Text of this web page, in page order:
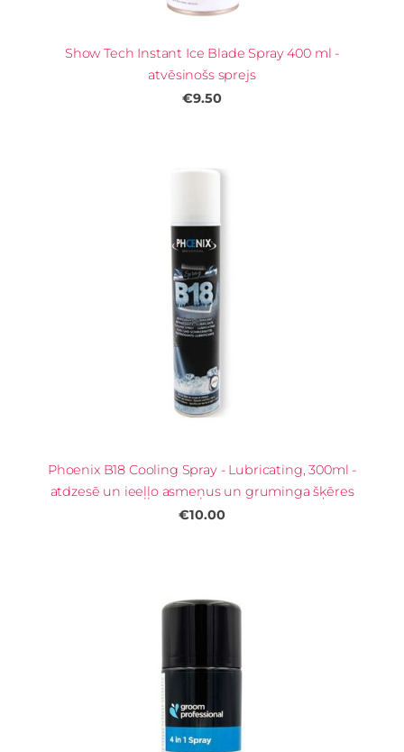
Show Tech Instant Ice Blade Spray 400 ml -
atvēsinošs sprejs
€9.50
Phoenix B18 Cooling Spray - Lubricating, 300ml -
atdzesē un ieeļļo asmeņus un gruminga šķēres
€10.00